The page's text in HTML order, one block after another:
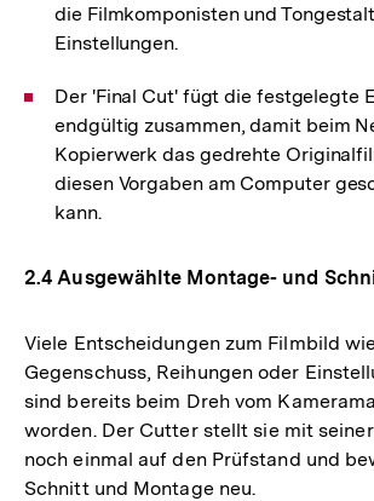
die Filmkomponisten und
Einstellungen.
Der 'Final Cut' fügt die festgelegte
endgültig zusammen, damit beim
Kopierwerk das gedrehte
diesen Vorgaben am Computer
kann.
2.4 Ausgewählte Montage- und
Viele Entscheidungen zum Filmbild
Gegenschuss, Reihungen oder
sind bereits beim Dreh vom
worden. Der Cutter stellt sie mit
noch einmal auf den Prüfstand und
Schnitt und Montage neu.